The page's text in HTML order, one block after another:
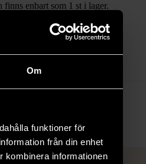
Om
funktioner för
från din enhet
kombinera informationen
finns enbart som 1 st i lager.